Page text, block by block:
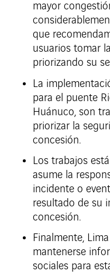
mayor
que
usuarios tomar
priorizando su
La
para el puente
Huánuco, son
priorizar la
concesión.
Los trabajos
asume la
incidente o
resultado de su
concesión.
Finalmente,
mantenerse
sociales para